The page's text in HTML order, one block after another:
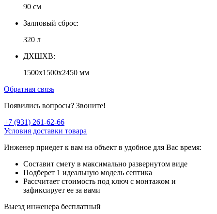
90 см
Залповый сброс:
320 л
ДXШXВ:
1500x1500x2450 мм
Обратная связь
Появились вопросы? Звоните!
+7 (931) 261-62-66
Условия доставки товара
Инженер приедет к вам на объект в удобное для Вас время:
Составит смету в максимально развернутом виде
Подберет 1 идеальную модель септика
Рассчитает стоимость под ключ с монтажом и
зафиксирует ее за вами
Выезд инженера бесплатный